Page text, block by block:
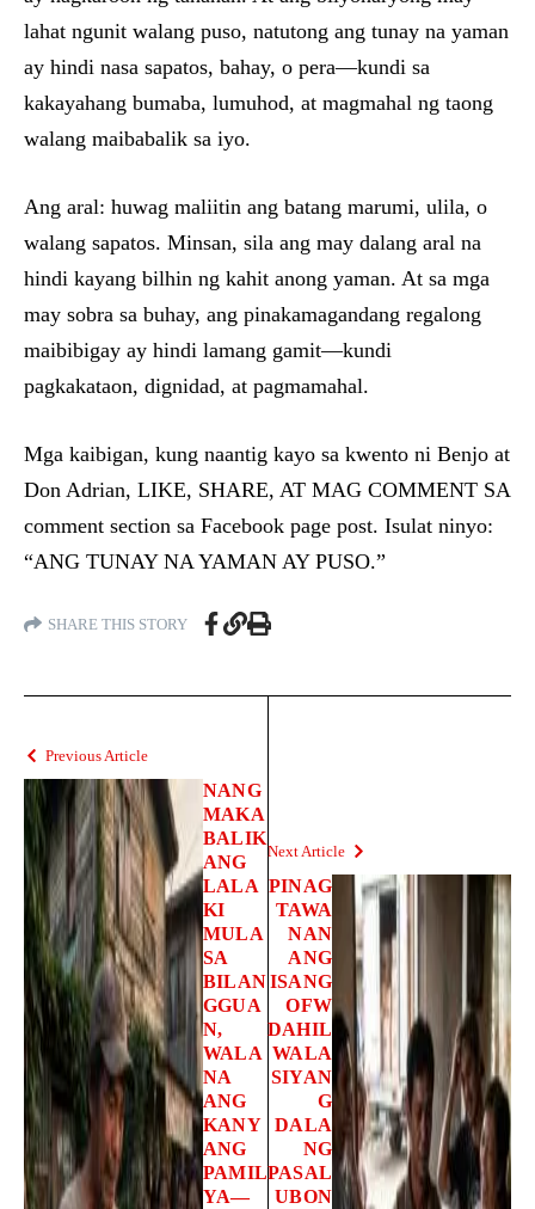
lahat ngunit walang puso, natutong ang tunay na yaman
ay hindi nasa sapatos, bahay, o pera—kundi sa
kakayahang bumaba, lumuhod, at magmahal ng taong
walang maibabalik sa iyo.
Ang aral: huwag maliitin ang batang marumi, ulila, o
walang sapatos. Minsan, sila ang may dalang aral na
hindi kayang bilhin ng kahit anong yaman. At sa mga
may sobra sa buhay, ang pinakamagandang regalong
maibibigay ay hindi lamang gamit—kundi
pagkakataon, dignidad, at pagmamahal.
Mga kaibigan, kung naantig kayo sa kwento ni Benjo at
Don Adrian, LIKE, SHARE, AT MAG COMMENT SA
comment section sa Facebook page post. Isulat ninyo:
“ANG TUNAY NA YAMAN AY PUSO.”
SHARE THIS STORY
Previous Article
NANG
MAKA
BALIK
ANG
LALA
KI
MULA
SA
BILAN
GGUA
N,
WALA
NA
ANG
KANY
ANG
PAMIL
YA—
Next Article
PINAG
TAWA
NAN
ANG
ISANG
OFW
DAHIL
WALA
SIYAN
G
DALA
NG
PASAL
UBON